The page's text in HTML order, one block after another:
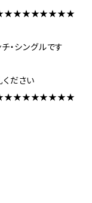
・シングルです
ださい